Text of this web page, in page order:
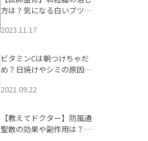
方は？気になる白いブツブ
アについて
2023.11.17
ビタミンCは朝つけちゃだ
め？日焼けやシミの原因に
2021.09.22
【教えてドクター】防風通
聖散の効果や副作用は？長